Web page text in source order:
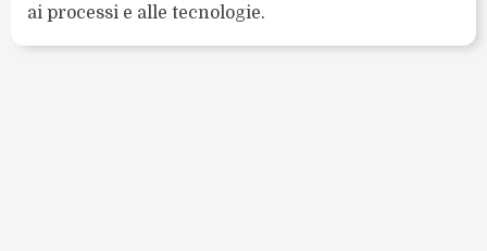
ai processi e alle tecnologie.​